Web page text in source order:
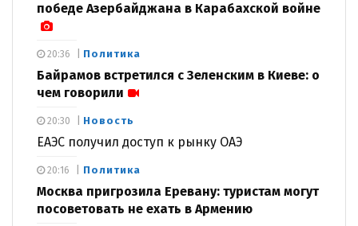
победе Азербайджана в Карабахской войне
Политика
Байрамов встретился с Зеленским в Киеве: о
чем говорили
20:36
Новость
ЕАЭС получил доступ к рынку ОАЭ
20:30
Политика
Москва пригрозила Еревану: туристам могут
посоветовать не ехать в Армению
20:16